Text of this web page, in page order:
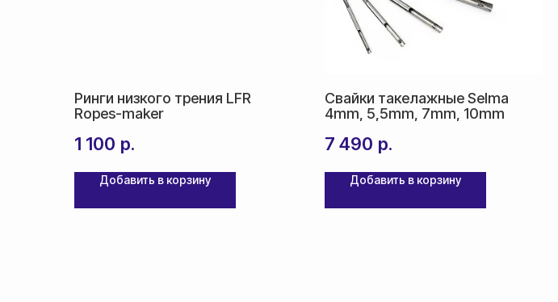
Ринги низкого трения LFR
Ropes-maker
1 100 р.
Добавить в корзину
Свайки такелажные Selma
4mm, 5,5mm, 7mm, 10mm
7 490 р.
Добавить в корзину